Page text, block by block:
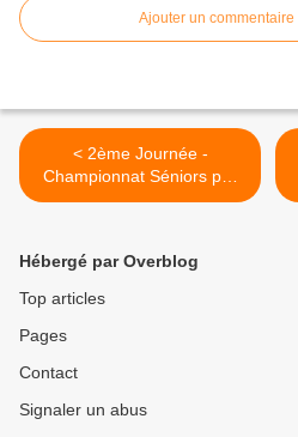
Ajouter un commentaire
< 2ème Journée -
Championnat Séniors par
équipes départementales
Hébergé par Overblog
Top articles
Pages
Contact
Signaler un abus